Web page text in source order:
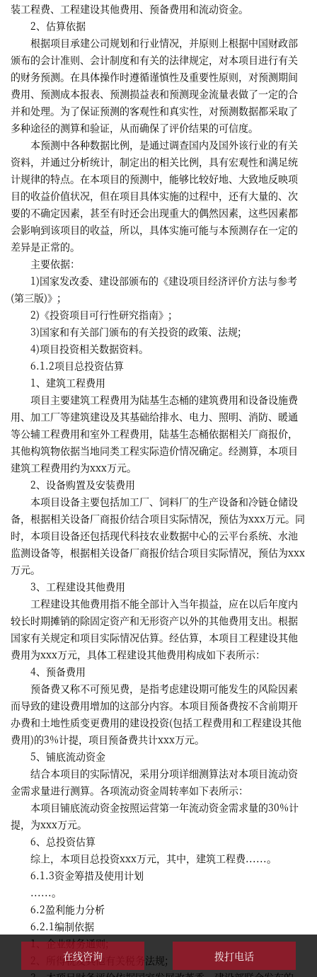
装工程费、工程建设其他费用、预备费用和流动资金。
2、估算依据
根据项目承建公司规划和行业情况，并原则上根据中国财政部
颁布的会计准则、会计制度和有关的法律规定，对本项目进行有关
的财务预测。在具体操作时遵循谨慎性及重要性原则，对预测期间
费用、预测成本报表、预测损益表和预测现金流量表做了一定的合
并和处理。为了保证预测的客观性和真实性，对预测数据都采取了
多种途径的测算和验证，从而确保了评价结果的可信度。
本预测中各种数据比例，是通过调查国内及国外该行业的有关
资料，并通过分析统计，制定出的相关比例，具有宏观性和满足统
计规律的特点。在本项目的预测中，能够比较好地、大致地反映项
目的收益价值状况，但在项目具体实施的过程中，还有大量的、次
要的不确定因素，甚至有时还会出现重大的偶然因素，这些因素都
会影响到该项目的收益，所以，具体实施可能与本预测存在一定的
差异是正常的。
主要依据：
1)国家发改委、建设部颁布的《建设项目经济评价方法与参考
(第三版)》;
2)《投资项目可行性研究指南》;
3)国家和有关部门颁布的有关投资的政策、法规;
4)项目投资相关数据资料。
6.1.2项目总投资估算
1、建筑工程费用
项目主要建筑工程费用为陆基生态桶的建筑费用和设备设施费
用、加工厂等建筑建设及其基础给排水、电力、照明、消防、暖通
等公辅工程费用和室外工程费用，陆基生态桶依据相关厂商报价，
其他构筑物依据当地同类工程实际造价情况确定。经测算，本项目
建筑工程费用约为xxx万元。
2、设备购置及安装费用
本项目设备主要包括加工厂、饲料厂的生产设备和冷链仓储设
备，根据相关设备厂商报价结合项目实际情况，预估为xxx万元。同
时，本项目设备还包括现代科技农业数据中心的云平台系统、水池
监测设备等，根据相关设备厂商报价结合项目实际情况，预估为xxx
万元。
3、工程建设其他费用
工程建设其他费用指不能全部计入当年损益，应在以后年度内
较长时期摊销的除固定资产和无形资产以外的其他费用支出。根据
国家有关规定和项目实际情况估算。经估算，本项目工程建设其他
费用为xxx万元，具体工程建设其他费用构成如下表所示：
4、预备费用
预备费又称不可预见费，是指考虑建设期可能发生的风险因素
而导致的建设费用增加的这部分内容。本项目预备费按不含前期开
办费和土地性质变更费用的建设投资(包括工程费用和工程建设其他
费用)的3%计提，项目预备费共计xxx万元。
5、铺底流动资金
结合本项目的实际情况，采用分项详细测算法对本项目流动资
金需求量进行测算。各项流动资金周转率如下表所示：
本项目铺底流动资金按照运营第一年流动资金需求量的30%计
提，为xxx万元。
6、总投资估算
综上，本项目总投资xxx万元，其中，建筑工程费......。
6.1.3资金筹措及使用计划
......。
6.2盈利能力分析
6.2.1编制依据
1、企业财务通则;
2、所得税及其他有关税务法规;
在线咨询 拨打电话